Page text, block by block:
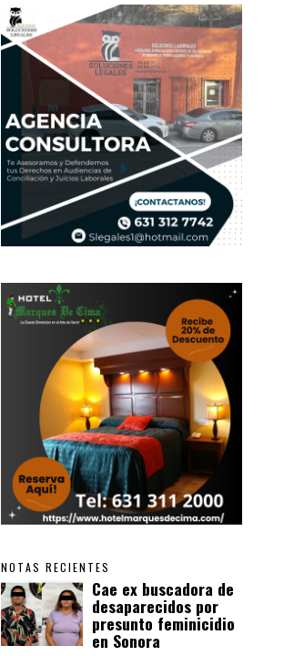
NOTAS RECIENTES
Cae ex buscadora de
desaparecidos por
presunto feminicidio
en Sonora